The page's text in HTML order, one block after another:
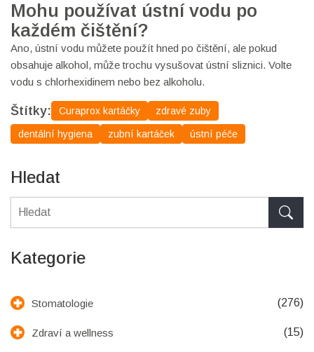
Mohu používat ústní vodu po
každém čištění?
Ano, ústní vodu můžete použít hned po čištění, ale pokud
obsahuje alkohol, může trochu vysušovat ústní sliznici. Volte
vodu s chlorhexidinem nebo bez alkoholu.
Štítky: Curaprox kartáčky zdravé zuby
dentální hygiena zubní kartáček ústní péče
Hledat
Kategorie
Stomatologie (276)
Zdraví a wellness (15)